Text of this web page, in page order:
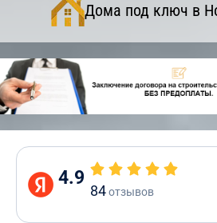
Дома под ключ в
4.9
84отзывов